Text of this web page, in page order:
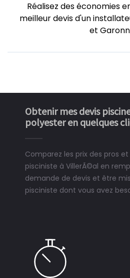
Réalisez des économies
meilleur devis d'un
et
Obtenir mes devis
polyester en quelques
Comparez les prix des pros
pisciniste à VillerÃ©al en
demande de devis et être
pisciniste dont vous avez